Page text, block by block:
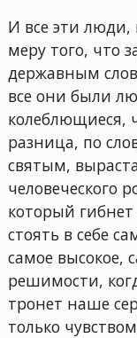
И все эти
меру того, что
державным
все они были
колеблющиеся,
разница, по
святым,
человеческого
который
стоять в себе
самое высокое,
решимости,
тронет наше
только